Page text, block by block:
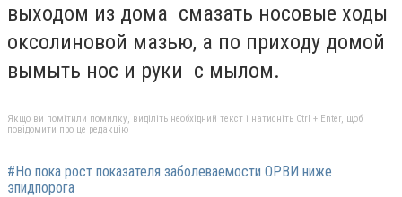
выходом из дома смазать носовые ходы
оксолиновой мазью, а по приходу домой
вымыть нос и руки с мылом.
Якщо ви помітили помилку, виділіть необхідний текст і натисніть Ctrl + Enter, щоб
повідомити про це редакцію
#Но пока рост показателя заболеваемости ОРВИ ниже
эпидпорога